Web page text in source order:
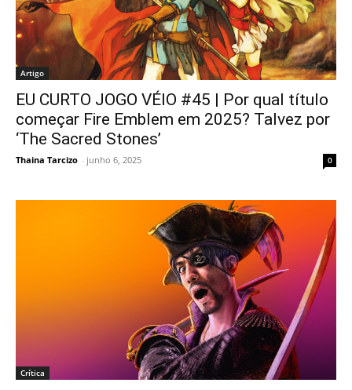
Artigo
EU CURTO JOGO VÉIO #45 | Por qual título
começar Fire Emblem em 2025? Talvez por
‘The Sacred Stones’
Thaina Tarcizo - junho 6, 2025 0
Crítica